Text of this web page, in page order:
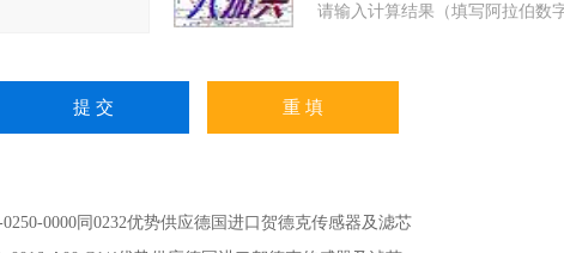
请输入计算结果（填写阿拉伯数
0250-0000同0232优势供应德国进口贺德克传感器及滤芯